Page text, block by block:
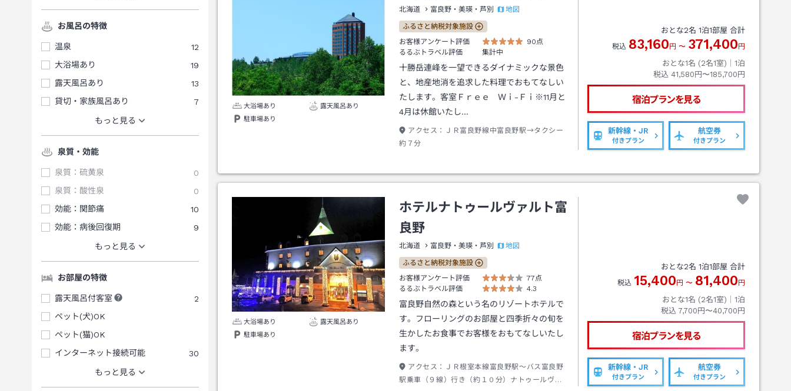
お風呂の特徴
温泉
12
大浴場あり
19
露天風呂あり
13
貸切・家族風呂あり
7
もっと見る
泉質・効能
泉質：硫黄泉
0
泉質：酸性泉
0
効能：関節痛
10
効能：病後回復期
9
もっと見る
お部屋の特徴
露天風呂付客室
2
ペット(犬)OK
ペット(猫)OK
インターネット接続可能
30
もっと見る
大浴場あり
露天風呂あり
駐車場あり
北海道 富良野・美瑛・芦別 地図
ふるさと納税対象施設
お客様アンケート評価
90点
るるぶトラベル評価
集計中
十勝岳連峰を一望できるダイナミックな景色
と、地産地消を追求した料理でおもてなしい
たします。客室Ｆｒｅｅ Ｗｉ-Ｆｉ※11月と
4月は休館いたし…
アクセス：
ＪＲ富良野線中富良野駅→タクシー
約７分
おとな2名 1泊1部屋 合計
税込 83,160 円 〜 371,400 円
おとな1名 (2名1室)｜ 1泊
税込 41,580円〜185,700円
宿泊プランを見る
新幹線・JR
付きプラン
航空券
付きプラン
大浴場あり
露天風呂あり
駐車場あり
ホテルナトゥールヴァルト富
良野
北海道 富良野・美瑛・芦別 地図
ふるさと納税対象施設
お客様アンケート評価
77点
るるぶトラベル評価
4.3
富良野自然の森という名のリゾートホテルで
す。フローリングのお部屋と四季折々の旬を
生かしたお食事でお客様をおもてなしいたし
ます。
アクセス：
ＪＲ根室本線富良野駅～バス富良野
駅乗車（９線）行き（約１０分）ナトゥールヴァ
おとな2名 1泊1部屋 合計
税込 15,400 円 〜 81,400 円
おとな1名 (2名1室)｜ 1泊
税込 7,700円〜40,700円
宿泊プランを見る
新幹線・JR
付きプラン
航空券
付きプラン